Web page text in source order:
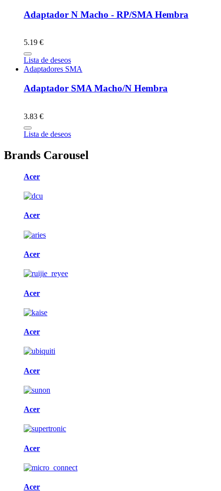
Adaptador N Macho - RP/SMA Hembra
5.19 €
Lista de deseos
Adaptadores SMA
Adaptador SMA Macho/N Hembra
3.83 €
Lista de deseos
Brands Carousel
Acer
Acer
Acer
Acer
Acer
Acer
Acer
Acer
Acer